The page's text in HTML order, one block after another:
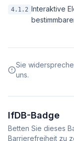
4.1.2 Interaktive
Sie
uns.
IfDB-Badge
Betten Sie dieses
Barrierefreiheit zu